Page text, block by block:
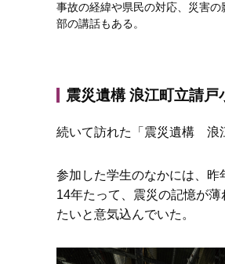
事故の経緯や県民の対応、災害
部の講話もある。
震災遺構 浪江町立請戸
続いて訪れた「震災遺構 浪
参加した学生のなかには、昨
14年たって、震災の記憶が
たいと意気込んでいた。